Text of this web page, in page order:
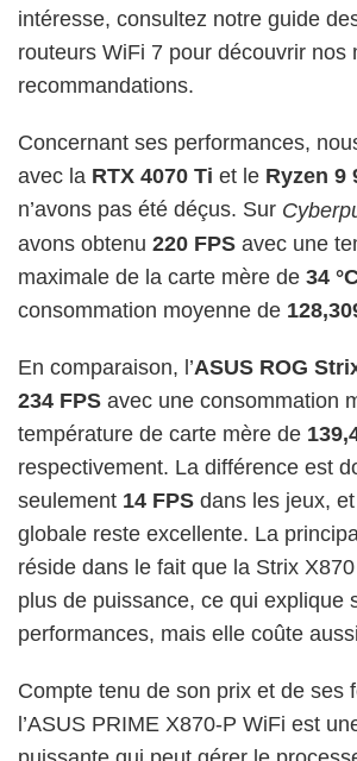
intéresse, consultez notre guide
routeurs WiFi 7 pour découvrir nos
recommandations.
Concernant ses performances,
avec la RTX 4070 Ti et le Ryzen 9
n’avons pas été déçus. Sur
avons obtenu 220 FPS avec une
maximale de la carte mère de 34
consommation moyenne de
En comparaison, l’ASUS ROG
234 FPS avec une consommation
température de carte mère de
respectivement. La différence est
seulement 14 FPS dans les jeux,
globale reste excellente. La
réside dans le fait que la Strix
plus de puissance, ce qui explique
performances, mais elle coûte
Compte tenu de son prix et de ses
l’ASUS PRIME X870-P WiFi est